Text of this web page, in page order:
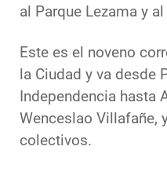
al Parque Lezama y
Este es el noveno
la Ciudad y va desde
Independencia hasta
Wenceslao Villafañe,
colectivos.